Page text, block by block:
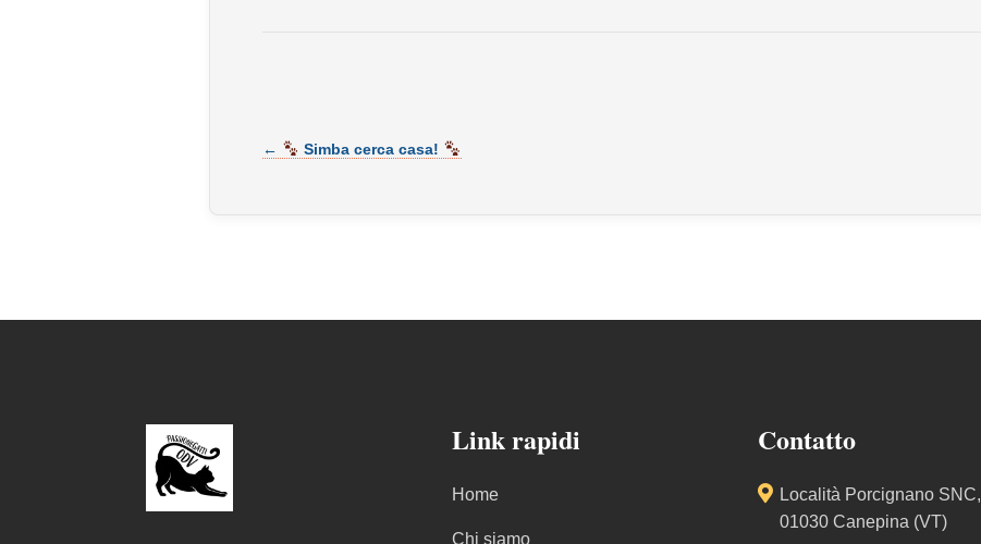
← Simba cerca casa!
Link rapidi
Home
Chi siamo
Contatto
Località Porcignano SNC,
01030 Canepina (VT)